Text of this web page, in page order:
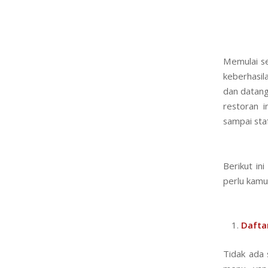
Memulai
dan
restoran
sampai
Berikut
perlu
Tidak ada